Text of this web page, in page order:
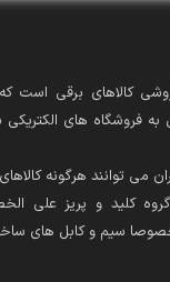
کالاهای برقی است
فروشگاه های الکتریکی
می توانند هرگونه
گروه کلید و پریز علی
سیم و کابل های